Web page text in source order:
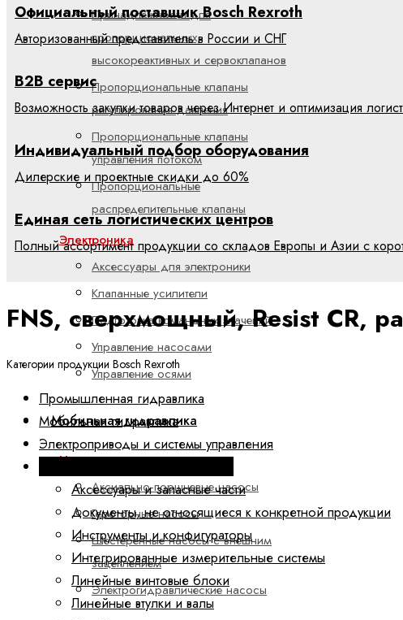
Принадлежности для
пропорциональных,
высокореактивных и сервоклапанов
Пропорциональные клапаны
регулирования давления
Пропорциональные клапаны
управления потоком
Пропорциональные
распределительные клапаны
Электроника
Аксессуары для электроники
Клапанные усилители
Подготовка командных значений
Управление насосами
Управление осями
Мобильная гидравлика
Насосы
Аксиально-поршневые насосы
Героторные насосы
Шестеренные насосы с внешним
зацеплением
Электрогидравлические насосы
Официальный поставщик Bosch Rexroth
Авторизованный представитель в России и СНГ
B2B сервис
Возможность закупки товаров через Интернет и оптимизация
Индивидуальный подбор оборудования
Дилерские и проектные скидки до 60%
Единая сеть логистических центров
Полный ассортимент продукции со складов Европы и Азии с
FNS, сверхмощный, Resist CR,
Категории продукции Bosch Rexroth
Промышленная гидравлика
Мобильная гидравлика
Электроприводы и системы управления
Аксессуары и запасные части
Документы, не относящиеся к конкретной продукции
Инструменты и конфигураторы
Интегрированные измерительные системы
Линейные винтовые блоки
Линейные втулки и валы